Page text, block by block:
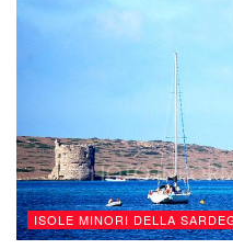
ISOLE MINORI DELLA